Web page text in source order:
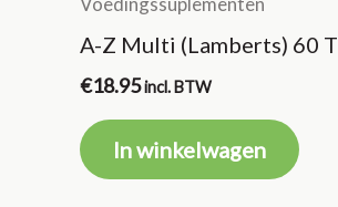
A-Z Multi (Lamberts) 60 T
€18.95incl. BTW
In winkelwagen